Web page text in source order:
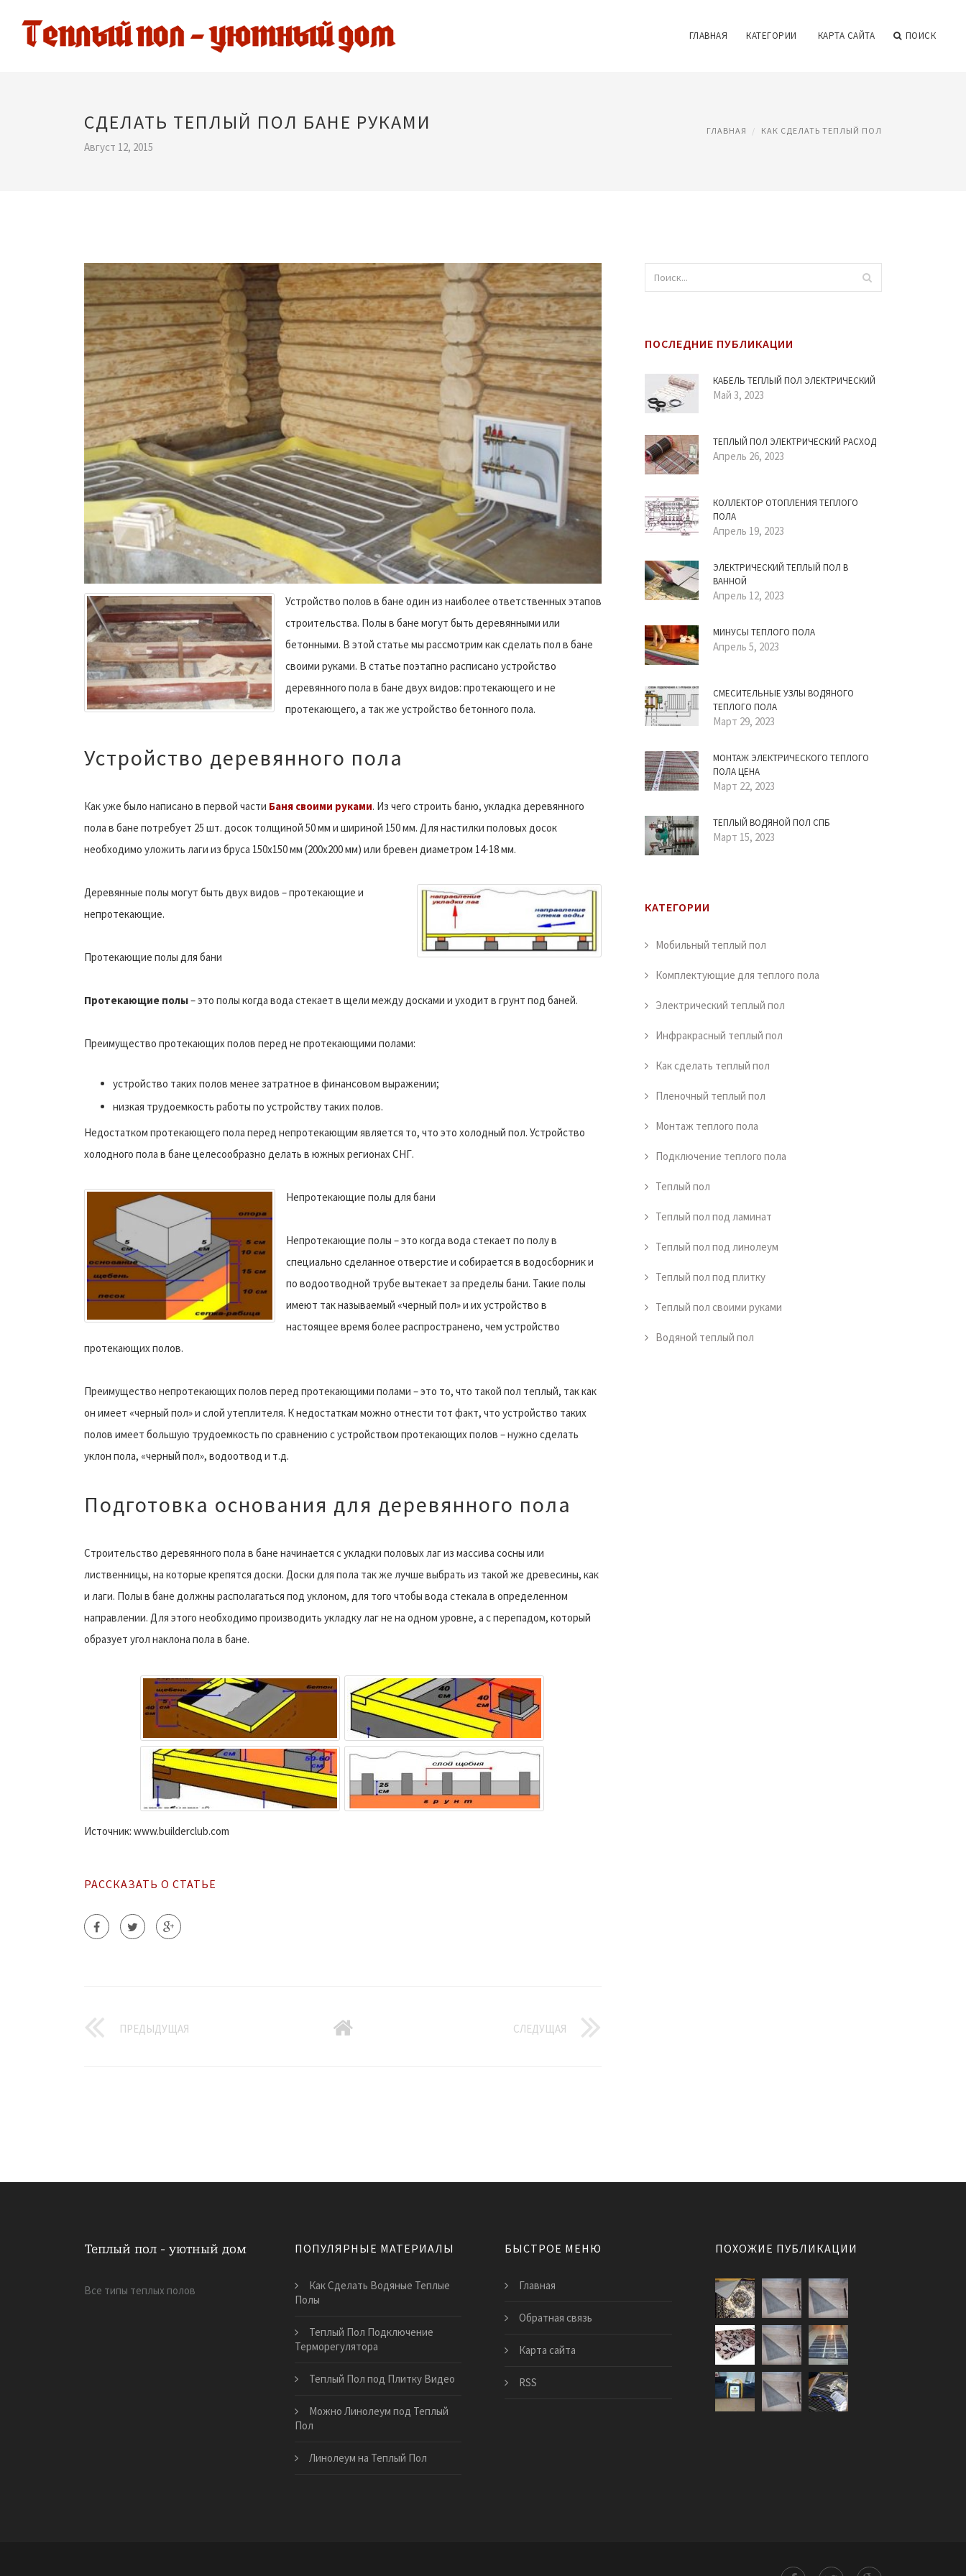
ГЛАВНАЯ КАТЕГОРИИ КАРТА САЙТА ПОИСК
СДЕЛАТЬ ТЕПЛЫЙ ПОЛ БАНЕ РУКАМИ
Август 12, 2015
ГЛАВНАЯ КАК СДЕЛАТЬ ТЕПЛЫЙ ПОЛ
Устройство полов в бане один из наиболее ответственных этапов
строительства. Полы в бане могут быть деревянными или
бетонными. В этой статье мы рассмотрим как сделать пол в бане
своими руками. В статье поэтапно расписано устройство
деревянного пола в бане двух видов: протекающего и не
протекающего, а так же устройство бетонного пола.
Устройство деревянного пола
Как уже было написано в первой части Баня своими руками. Из чего строить баню, укладка деревянного
пола в бане потребует 25 шт. досок толщиной 50 мм и шириной 150 мм. Для настилки половых досок
необходимо уложить лаги из бруса 150х150 мм (200х200 мм) или бревен диаметром 14-18 мм.
Деревянные полы могут быть двух видов – протекающие и
непротекающие.
Протекающие полы для бани
Протекающие полы– это полы когда вода стекает в щели между досками и уходит в грунт под баней.
Преимущество протекающих полов перед не протекающими полами:
устройство таких полов менее затратное в финансовом выражении;
низкая трудоемкость работы по устройству таких полов.
Недостатком протекающего пола перед непротекающим является то, что это холодный пол. Устройство
холодного пола в бане целесообразно делать в южных регионах СНГ.
Непротекающие полы для бани
Непротекающие полы – это когда вода стекает по полу в
специально сделанное отверстие и собирается в водосборник и
по водоотводной трубе вытекает за пределы бани. Такие полы
имеют так называемый «черный пол» и их устройство в
настоящее время более распространено, чем устройство
протекающих полов.
Преимущество непротекающих полов перед протекающими полами – это то, что такой пол теплый, так как
он имеет «черный пол» и слой утеплителя. К недостаткам можно отнести тот факт, что устройство таких
полов имеет большую трудоемкость по сравнению с устройством протекающих полов – нужно сделать
уклон пола, «черный пол», водоотвод и т.д.
Подготовка основания для деревянного пола
Строительство деревянного пола в бане начинается с укладки половых лаг из массива сосны или
лиственницы, на которые крепятся доски. Доски для пола так же лучше выбрать из такой же древесины, как
и лаги. Полы в бане должны располагаться под уклоном, для того чтобы вода стекала в определенном
направлении. Для этого необходимо производить укладку лаг не на одном уровне, а с перепадом, который
образует угол наклона пола в бане.
Источник: www.builderclub.com
РАССКАЗАТЬ О СТАТЬЕ
ПРЕДЫДУЩАЯ СЛЕДУЩАЯ
ПОСЛЕДНИЕ ПУБЛИКАЦИИ
КАБЕЛЬ ТЕПЛЫЙ ПОЛ ЭЛЕКТРИЧЕСКИЙ
Май 3, 2023
ТЕПЛЫЙ ПОЛ ЭЛЕКТРИЧЕСКИЙ РАСХОД
Апрель 26, 2023
КОЛЛЕКТОР ОТОПЛЕНИЯ ТЕПЛОГО
ПОЛА
Апрель 19, 2023
ЭЛЕКТРИЧЕСКИЙ ТЕПЛЫЙ ПОЛ В
ВАННОЙ
Апрель 12, 2023
МИНУСЫ ТЕПЛОГО ПОЛА
Апрель 5, 2023
СМЕСИТЕЛЬНЫЕ УЗЛЫ ВОДЯНОГО
ТЕПЛОГО ПОЛА
Март 29, 2023
МОНТАЖ ЭЛЕКТРИЧЕСКОГО ТЕПЛОГО
ПОЛА ЦЕНА
Март 22, 2023
ТЕПЛЫЙ ВОДЯНОЙ ПОЛ СПБ
Март 15, 2023
КАТЕГОРИИ
Мобильный теплый пол
Комплектующие для теплого пола
Электрический теплый пол
Инфракрасный теплый пол
Как сделать теплый пол
Пленочный теплый пол
Монтаж теплого пола
Подключение теплого пола
Теплый пол
Теплый пол под ламинат
Теплый пол под линолеум
Теплый пол под плитку
Теплый пол своими руками
Водяной теплый пол
Все типы теплых полов
ПОПУЛЯРНЫЕ МАТЕРИАЛЫ
Как Сделать Водяные Теплые
Полы
Теплый Пол Подключение
Терморегулятора
Теплый Пол под Плитку Видео
Можно Линолеум под Теплый
Пол
Линолеум на Теплый Пол
БЫСТРОЕ МЕНЮ
Главная
Обратная связь
Карта сайта
RSS
ПОХОЖИЕ ПУБЛИКАЦИИ